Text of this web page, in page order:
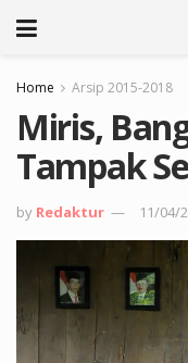
Home Arsip 2015-2018
Miris,
Tampak
by Redaktur 11/04/